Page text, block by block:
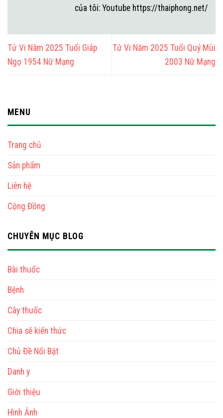
của tôi: Youtube https://thaiphong.net/
Tử Vi Năm 2025 Tuổi Giáp
Ngọ 1954 Nữ Mạng
Tử Vi Năm 2025 Tuổi Quý Mùi
2003 Nữ Mạng
MENU
Trang chủ
Sản phẩm
Liên hệ
Cộng Đồng
CHUYÊN MỤC BLOG
Bài thuốc
Bệnh
Cây thuốc
Chia sẽ kiến thức
Chủ Đề Nổi Bật
Danh y
Giới thiệu
Hình Ảnh